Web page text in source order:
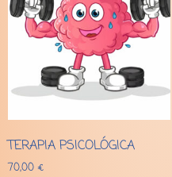
TERAPIA PSICOLÓGICA
70,00€